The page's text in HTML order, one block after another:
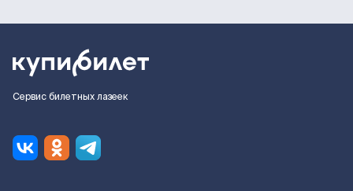
Сервис билетных лазеек